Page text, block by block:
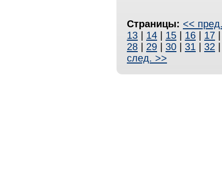
Страницы: <<
13
14 15 16 17
28
29 30 31 32
след. >>